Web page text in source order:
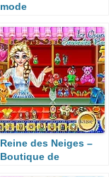
mode
Reine des Neiges –
Boutique de